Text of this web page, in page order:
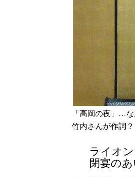
「高岡の夜」…
竹内さんが作詞
ライオ
閉宴